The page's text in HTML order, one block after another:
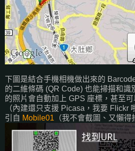
下圖是結合手機相機做出來的
的二維條碼 (QR Code) 也能掃描和識
的照片會自動加上 GPS 座標，甚至
（內建還只支援 Picasa，我要 Flickr
引自 Mobile01 （我不會截圖、又懶得